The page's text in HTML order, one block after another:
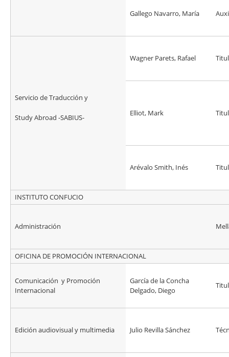
Gallego Navarro, María
Servicio de Traducción y
Study Abroad -SABIUS-
Wagner Parets, Rafael
Elliot, Mark
Arévalo Smith, Inés
INSTITUTO CONFUCIO
Administración
OFICINA DE PROMOCIÓN INTERNACIONAL
Comunicación y Promoción
Internacional
García de la Concha
Delgado, Diego
Edición audiovisual y multimedia Julio Revilla Sánchez